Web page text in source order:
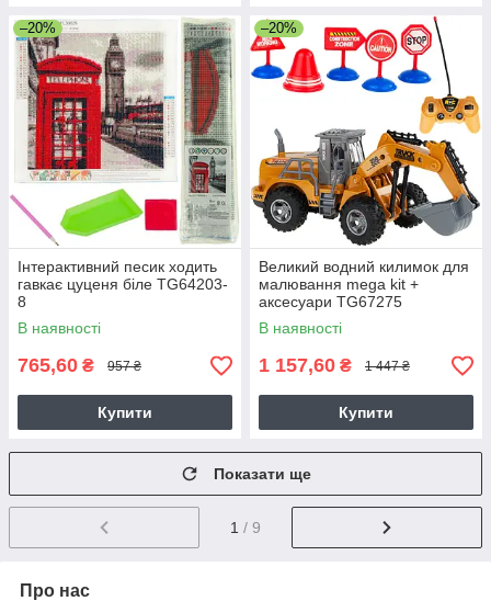
–20%
Інтерактивний песик ходить
гавкає цуценя біле TG64203-
8
В наявності
765,60 ₴ 957 ₴
Купити
–20%
Великий водний килимок для
малювання mega kit +
аксесуари TG67275
В наявності
1 157,60 ₴ 1 447 ₴
Купити
Показати ще
1 / 9
Про нас